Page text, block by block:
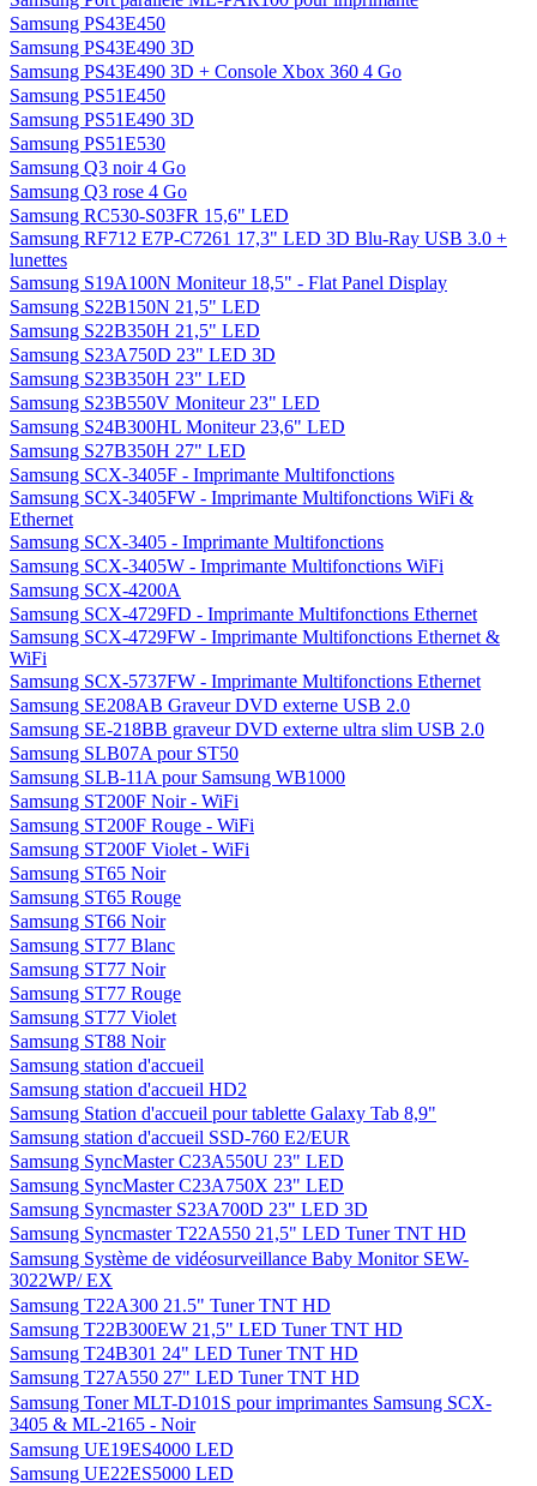
Samsung PS43E450
Samsung PS43E490 3D
Samsung PS43E490 3D + Console Xbox 360 4 Go
Samsung PS51E450
Samsung PS51E490 3D
Samsung PS51E530
Samsung Q3 noir 4 Go
Samsung Q3 rose 4 Go
Samsung RC530-S03FR 15,6" LED
Samsung RF712 E7P-C7261 17,3" LED 3D Blu-Ray USB 3.0 +
lunettes
Samsung S19A100N Moniteur 18,5" - Flat Panel Display
Samsung S22B150N 21,5" LED
Samsung S22B350H 21,5" LED
Samsung S23A750D 23" LED 3D
Samsung S23B350H 23" LED
Samsung S23B550V Moniteur 23" LED
Samsung S24B300HL Moniteur 23,6" LED
Samsung S27B350H 27" LED
Samsung SCX-3405F - Imprimante Multifonctions
Samsung SCX-3405FW - Imprimante Multifonctions WiFi &
Ethernet
Samsung SCX-3405 - Imprimante Multifonctions
Samsung SCX-3405W - Imprimante Multifonctions WiFi
Samsung SCX-4200A
Samsung SCX-4729FD - Imprimante Multifonctions Ethernet
Samsung SCX-4729FW - Imprimante Multifonctions Ethernet &
WiFi
Samsung SCX-5737FW - Imprimante Multifonctions Ethernet
Samsung SE208AB Graveur DVD externe USB 2.0
Samsung SE-218BB graveur DVD externe ultra slim USB 2.0
Samsung SLB07A pour ST50
Samsung SLB-11A pour Samsung WB1000
Samsung ST200F Noir - WiFi
Samsung ST200F Rouge - WiFi
Samsung ST200F Violet - WiFi
Samsung ST65 Noir
Samsung ST65 Rouge
Samsung ST66 Noir
Samsung ST77 Blanc
Samsung ST77 Noir
Samsung ST77 Rouge
Samsung ST77 Violet
Samsung ST88 Noir
Samsung station d'accueil
Samsung station d'accueil HD2
Samsung Station d'accueil pour tablette Galaxy Tab 8,9"
Samsung station d'accueil SSD-760 E2/EUR
Samsung SyncMaster C23A550U 23" LED
Samsung SyncMaster C23A750X 23" LED
Samsung Syncmaster S23A700D 23" LED 3D
Samsung Syncmaster T22A550 21,5" LED Tuner TNT HD
Samsung Système de vidéosurveillance Baby Monitor SEW-
3022WP/ EX
Samsung T22A300 21.5" Tuner TNT HD
Samsung T22B300EW 21,5" LED Tuner TNT HD
Samsung T24B301 24" LED Tuner TNT HD
Samsung T27A550 27" LED Tuner TNT HD
Samsung Toner MLT-D101S pour imprimantes Samsung SCX-
3405 & ML-2165 - Noir
Samsung UE19ES4000 LED
Samsung UE22ES5000 LED